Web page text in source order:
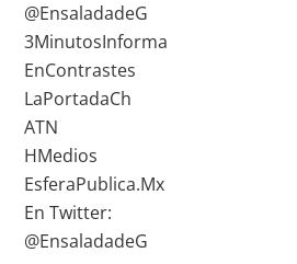
@EnsaladadeG
3MinutosInforma
EnContrastes
LaPortadaCh
ATN
HMedios
EsferaPublica.Mx
En Twitter:
@EnsaladadeG